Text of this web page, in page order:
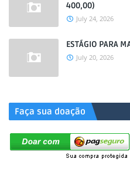
400,00)
July 24, 2026
ESTÁGIO PARA
July 20, 2026
Faça sua doação